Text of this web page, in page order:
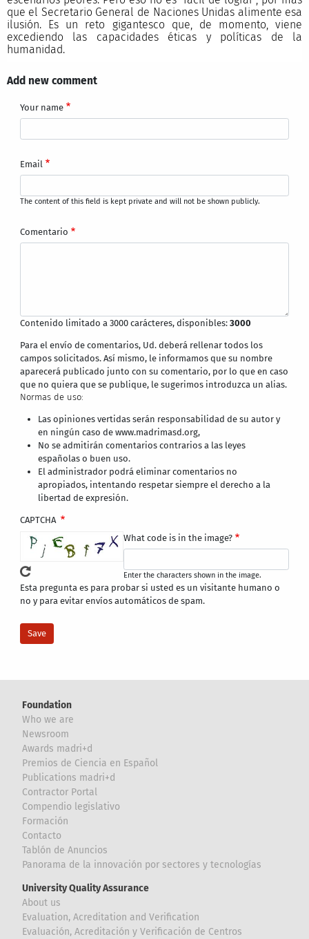
que el Secretario General de Naciones Unidas alimente esa
ilusión. Es un reto gigantesco que, de momento, viene
excediendo las capacidades éticas y políticas de la
humanidad.
Add new comment
Your name
Email
The content of this field is kept private and will not be shown publicly.
Comentario
Contenido limitado a 3000 carácteres, disponibles:3000
Para el envío de comentarios, Ud. deberá rellenar todos los
campos solicitados. Así mismo, le informamos que su nombre
aparecerá publicado junto con su comentario, por lo que en caso
que no quiera que se publique, le sugerimos introduzca un alias.
Normas de uso:
Las opiniones vertidas serán responsabilidad de su autor y
en ningún caso de www.madrimasd.org,
No se admitirán comentarios contrarios a las leyes
españolas o buen uso.
El administrador podrá eliminar comentarios no
apropiados, intentando respetar siempre el derecho a la
libertad de expresión.
CAPTCHA
What code is in the image?
Enter the characters shown in the image.
Esta pregunta es para probar si usted es un visitante humano o
no y para evitar envíos automáticos de spam.
Foundation
Who we are
Newsroom
Awards madri+d
Premios de Ciencia en Español
Publications madri+d
Contractor Portal
Compendio legislativo
Formación
Contacto
Tablón de Anuncios
Panorama de la innovación por sectores y tecnologías
University Quality Assurance
About us
Evaluation, Acreditation and Verification
Evaluación, Acreditación y Verificación de Centros